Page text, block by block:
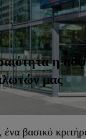
η
μας
ένα βασικό